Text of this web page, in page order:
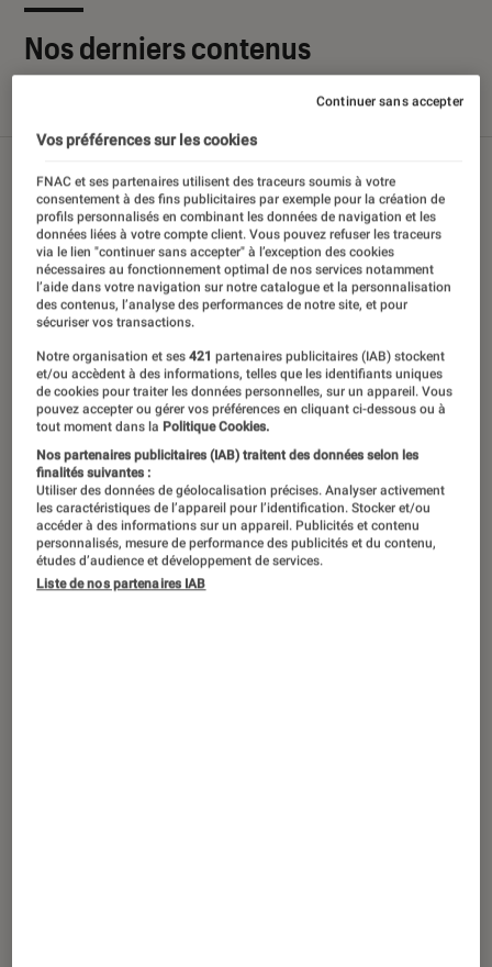
Nos derniers contenus
Sélections et guides Tests
Vos préférences sur les cookies
FNAC et ses partenaires utilisent des traceurs soumis à votre
consentement à des fins publicitaires par exemple pour la création de
profils personnalisés en combinant les données de navigation et les
données liées à votre compte client. Vous pouvez refuser les traceurs
via le lien "continuer sans accepter" à l’exception des cookies
nécessaires au fonctionnement optimal de nos services notamment
l’aide dans votre navigation sur notre catalogue et la personnalisation
des contenus, l’analyse des performances de notre site, et pour
sécuriser vos transactions.
Notre organisation et ses421 partenaires publicitaires (IAB) stockent
et/ou accèdent à des informations, telles que les identifiants uniques
de cookies pour traiter les données personnelles, sur un appareil. Vous
pouvez accepter ou gérer vos préférences en cliquant ci-dessous ou à
tout moment dans la Politique Cookies.
Nos partenaires publicitaires (IAB) traitent des données selon les
finalités suivantes :
Utiliser des données de géolocalisation précises. Analyser activement
les caractéristiques de l’appareil pour l’identification. Stocker et/ou
accéder à des informations sur un appareil. Publicités et contenu
personnalisés, mesure de performance des publicités et du contenu,
études d’audience et développement de services.
Liste de nos partenaires IAB
Continuer sans accepter